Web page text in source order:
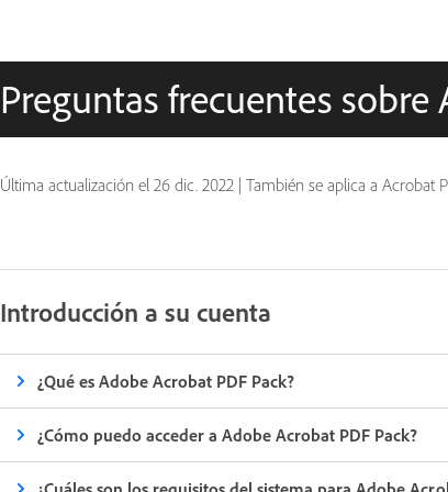
Preguntas frecuentes sobre
Última actualización el 26 dic. 2022 | También se aplica a Acrobat
Introducción a su cuenta
¿Qué es Adobe Acrobat PDF Pack?
¿Cómo puedo acceder a Adobe Acrobat PDF Pack?